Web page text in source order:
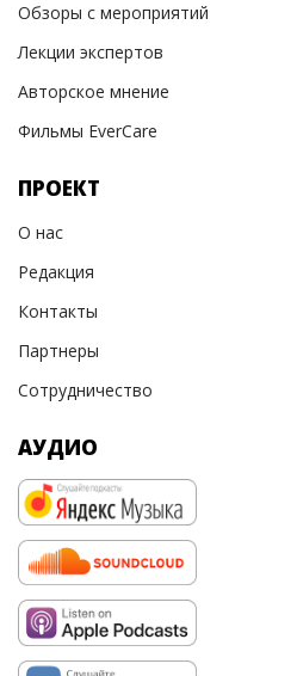
Обзоры с мероприятий
Лекции экспертов
Авторское мнение
Фильмы EverCare
ПРОЕКТ
О нас
Редакция
Контакты
Партнеры
Сотрудничество
АУДИО